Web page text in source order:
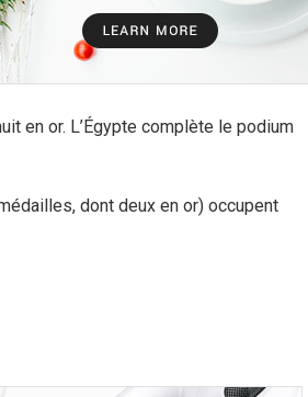
en or. L’Égypte complète le podium
dont deux en or) occupent